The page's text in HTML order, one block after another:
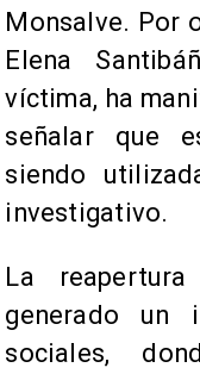
Monsalve. Por
Elena
víctima, ha
señalar que
siendo
investigativo.
La
generado un
sociales,